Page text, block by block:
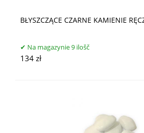
BŁYSZCZĄCE CZARNE KAMIENIE
Na magazynie 9 ilošč
134 zł